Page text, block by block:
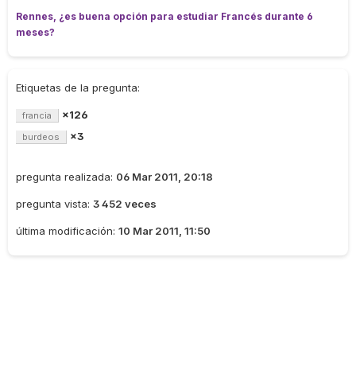
Rennes, ¿es buena opción para estudiar Francés durante 6
meses?
Etiquetas de la pregunta:
francia ×126
burdeos ×3
pregunta realizada: 06 Mar 2011, 20:18
pregunta vista: 3 452 veces
última modificación: 10 Mar 2011, 11:50